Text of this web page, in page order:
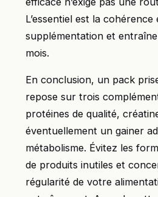
L’essentiel est la
supplémentation et
mois.
En conclusion, un pack
repose sur trois
protéines de qualité,
éventuellement un gainer
métabolisme. Évitez les
de produits inutiles et
régularité de votre